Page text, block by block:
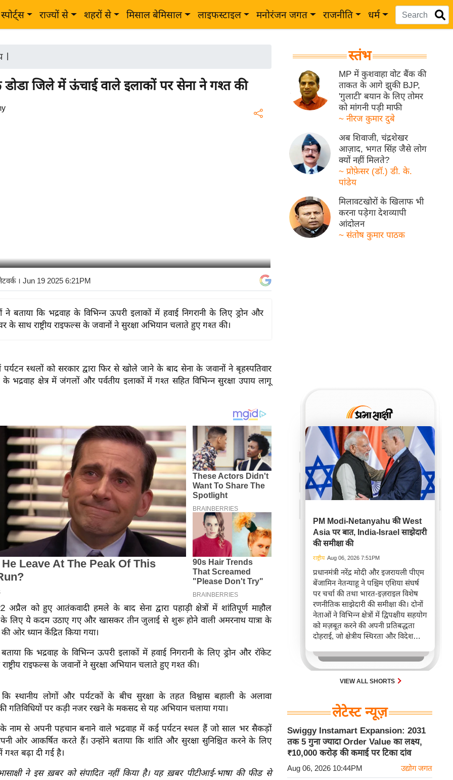
स्पोर्ट्स राज्यों से शहरों से मिसाल बेमिसाल लाइफस्टाइल मनोरंजन जगत राजनीति धर्म
|
जिले में ऊंचाई वाले इलाकों पर सेना ने गश्त की
। Jun 19 2025 6:21PM
ने बताया कि भद्रवाह के विभिन्न ऊपरी इलाकों में हवाई निगरानी के लिए ड्रोन और
के साथ राष्ट्रीय राइफल्स के जवानों ने सुरक्षा अभियान चलाते हुए गश्त की।
स्थलों को सरकार द्वारा फिर से खोले जाने के बाद सेना के जवानों ने बृहस्पतिवार
भद्रवाह क्षेत्र में जंगलों और पर्वतीय इलाकों में गश्त सहित विभिन्न सुरक्षा उपाय लागू
को हुए आतंकवादी हमले के बाद सेना द्वारा पहाड़ी क्षेत्रों में शांतिपूर्ण माहौल
के लिए ये कदम उठाए गए और खासकर तीन जुलाई से शुरू होने वाली अमरनाथ यात्रा के
की ओर ध्यान केंद्रित किया गया।
बताया कि भद्रवाह के विभिन्न ऊपरी इलाकों में हवाई निगरानी के लिए ड्रोन और रॉकेट
राइफल्स के जवानों ने सुरक्षा अभियान चलाते हुए गश्त की।
कि स्थानीय लोगों और पर्यटकों के बीच सुरक्षा के तहत विश्वास बहाली के अलावा
गतिविधियों पर कड़ी नजर रखने के मकसद से यह अभियान चलाया गया।
के नाम से अपनी पहचान बनाने वाले भद्रवाह में कई पर्यटन स्थल हैं जो साल भर सैकड़ों
ओर आकर्षित करते हैं। उन्होंने बताया कि शांति और सुरक्षा सुनिश्चित करने के लिए
गश्त बढ़ा दी गई है।
ने इस ख़बर को संपादित नहीं किया है। यह ख़बर पीटीआई-भाषा की फीड से
स्तंभ
MP में कुशवाहा वोट बैंक की
ताकत के आगे झुकी BJP,
'गुलाटी' बयान के लिए तोमर
को मांगनी पड़ी माफी
~ नीरज कुमार दुबे
अब शिवाजी, चंद्रशेखर
आज़ाद, भगत सिंह जैसे लोग
क्यों नहीं मिलते?
~ प्रोफ़ेसर (डॉ.) डी. के.
पांडेय
मिलावटखोरों के खिलाफ भी
करना पड़ेगा देशव्यापी
आंदोलन
~ संतोष कुमार पाठक
PM Modi-Netanyahu की West
Asia पर बात, India-Israel साझेदारी
की समीक्षा की
राष्ट्रीय Aug 06, 2026 7:51PM
प्रधानमंत्री नरेंद्र मोदी और इजरायली पीएम
बेंजामिन नेतन्याहू ने पश्चिम एशिया संघर्ष
पर चर्चा की तथा भारत-इज़राइल विशेष
रणनीतिक साझेदारी की समीक्षा की। दोनों
नेताओं ने विभिन्न क्षेत्रों में द्विपक्षीय सहयोग
को मज़बूत करने की अपनी प्रतिबद्धता
दोहराई, जो क्षेत्रीय स्थिरता और विदेश
करता है।
VIEW ALL SHORTS
लेटेस्ट न्यूज़
Swiggy Instamart Expansion: 2031
तक 5 गुना ज्यादा Order Value का लक्ष्य,
₹10,000 करोड़ की कमाई पर टिका दांव
Aug 06, 2026 10:44PM उद्योग जगत